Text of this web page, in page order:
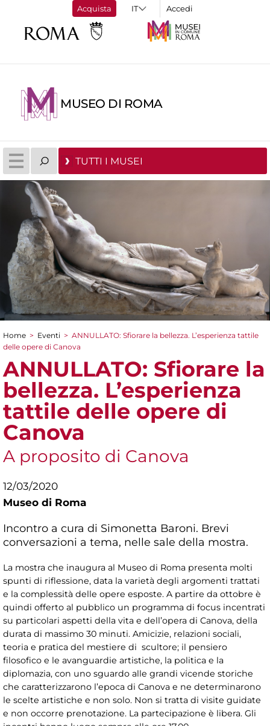
Acquista Accedi
MUSEO DI ROMA
TUTTI I MUSEI
Tu sei qui
Home > Eventi > ANNULLATO: Sfiorare la bellezza. L’esperienza tattile
delle opere di Canova
ANNULLATO: Sfiorare la
bellezza. L’esperienza
tattile delle opere di
Canova
A proposito di Canova
12/03/2020
Museo di Roma
Incontro a cura di Simonetta Baroni. Brevi
conversazioni a tema, nelle sale della mostra.
La mostra che inaugura al Museo di Roma presenta molti
spunti di riflessione, data la varietà degli argomenti trattati
e la complessità delle opere esposte. A partire da ottobre è
quindi offerto al pubblico un programma di focus incentrati
su particolari aspetti della vita e dell’opera di Canova, della
durata di massimo 30 minuti. Amicizie, relazioni sociali,
teoria e pratica del mestiere di scultore; il pensiero
filosofico e le avanguardie artistiche, la politica e la
diplomazia, con uno sguardo alle grandi vicende storiche
che caratterizzarono l’epoca di Canova e ne determinarono
le scelte artistiche e non solo. Non si tratta di visite guidate
e non occorre prenotazione. La partecipazione è libera. Gli